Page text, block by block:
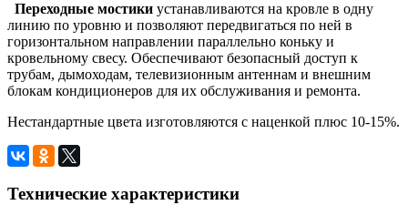
Переходные мостики устанавливаются на кровле в одну
линию по уровню и позволяют передвигаться по ней в
горизонтальном направлении параллельно коньку и
кровельному свесу. Обеспечивают безопасный доступ к
трубам, дымоходам, телевизионным антеннам и внешним
блокам кондиционеров для их обслуживания и ремонта.
Нестандартные цвета изготовляются с наценкой плюс 10-15%.
Технические характеристики